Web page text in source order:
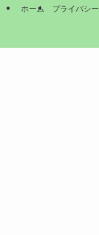
ホーム プライバシ